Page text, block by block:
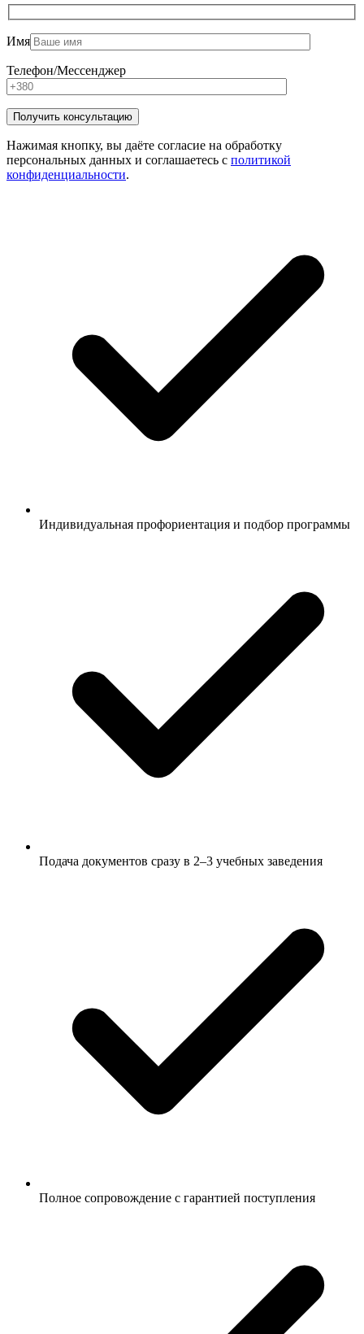
Имя
Телефон/Мессенджер
Нажимая кнопку, вы даёте согласие на обработку
персональных данных и соглашаетесь с политикой
конфиденциальности.
Индивидуальная профориентация и подбор программы
Подача документов сразу в 2–3 учебных заведения
Полное сопровождение с гарантией поступления